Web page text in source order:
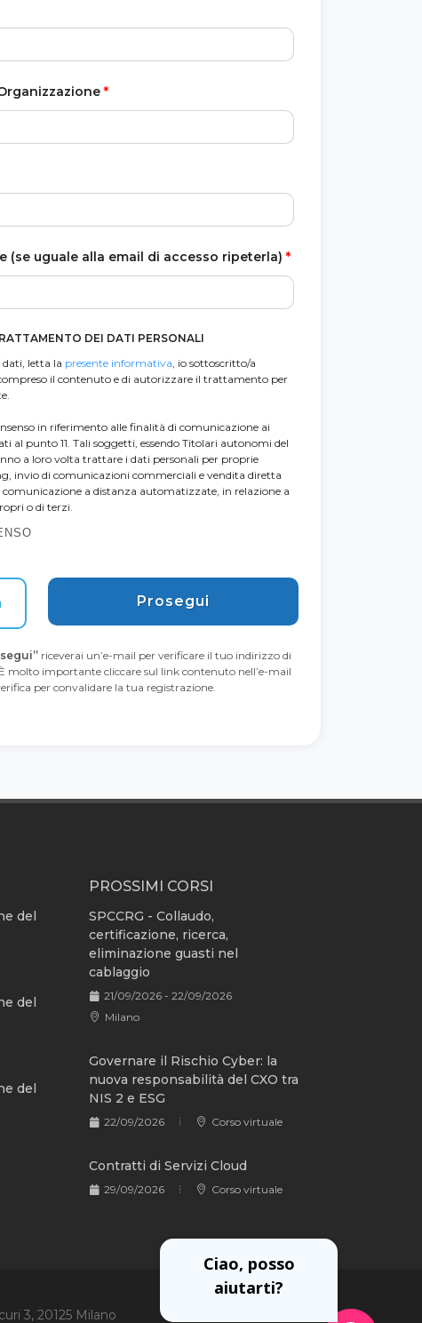
*
(se uguale alla email di accesso ripeterla) *
DEI DATI PERSONALI
dati, letta la presente informativa, io sottoscritto/a
il contenuto e di autorizzare il trattamento per
in riferimento alle finalità di comunicazione ai
al punto 11. Tali soggetti, essendo Titolari autonomi del
a loro volta trattare i dati personali per proprie
invio di comunicazioni commerciali e vendita diretta
a distanza automatizzate, in relazione a
o di terzi.
Prosegui
riceverai un’e-mail per verificare il tuo indirizzo di
molto importante cliccare sul link contenuto nell’e-mail
per convalidare la tua registrazione.
del
del
del
PROSSIMI CORSI
SPCCRG - Collaudo,
certificazione, ricerca,
eliminazione guasti nel
cablaggio
21/09/2026 - 22/09/2026
Milano
Governare il Rischio Cyber: la
nuova responsabilità del CXO tra
NIS 2 e ESG
22/09/2026 Corso virtuale
Contratti di Servizi Cloud
29/09/2026 Corso virtuale
3, 20125 Milano
Ciao, posso
aiutarti?